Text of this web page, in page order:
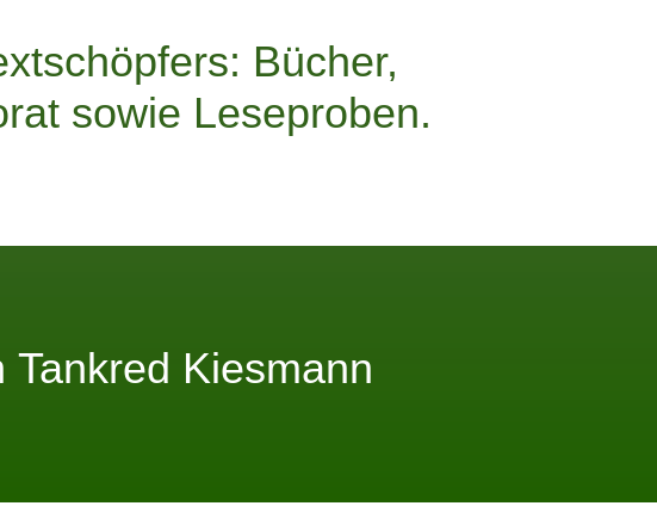
Bücher,
sowie Leseproben.
Tankred Kiesmann